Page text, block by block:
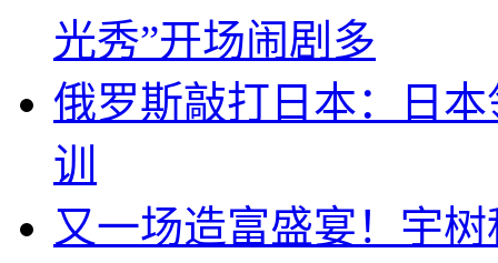
光秀”开场闹剧多
俄罗斯敲打日本：日
训
又一场造富盛宴！宇